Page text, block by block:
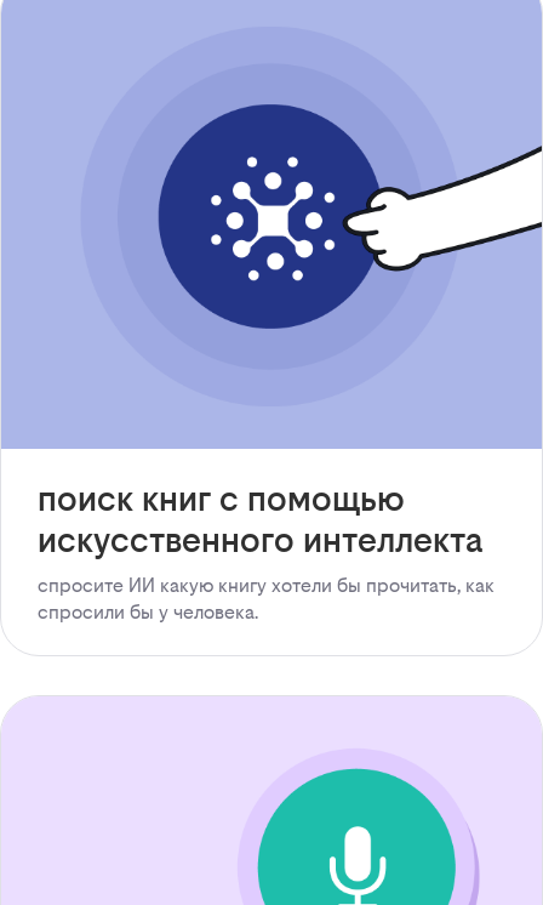
поиск книг с помощью
искусственного интеллекта
спросите ИИ какую книгу хотели бы прочитать, как
спросили бы у человека.